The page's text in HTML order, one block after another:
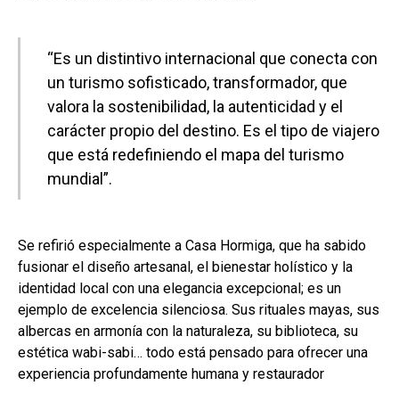
“Es un distintivo internacional que conecta con
un turismo sofisticado, transformador, que
valora la sostenibilidad, la autenticidad y el
carácter propio del destino. Es el tipo de viajero
que está redefiniendo el mapa del turismo
mundial”.
Se refirió especialmente a Casa Hormiga, que ha sabido
fusionar el diseño artesanal, el bienestar holístico y la
identidad local con una elegancia excepcional; es un
ejemplo de excelencia silenciosa. Sus rituales mayas, sus
albercas en armonía con la naturaleza, su biblioteca, su
estética wabi-sabi… todo está pensado para ofrecer una
experiencia profundamente humana y restaurador